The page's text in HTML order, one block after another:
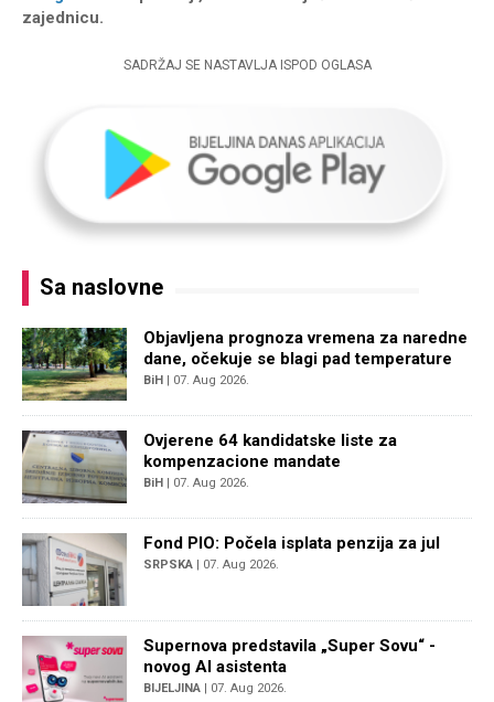
zajednicu.
SADRŽAJ SE NASTAVLJA ISPOD OGLASA
Sa naslovne
Objavljena prognoza vremena za naredne
dane, očekuje se blagi pad temperature
BiH | 07. Aug 2026.
Ovjerene 64 kandidatske liste za
kompenzacione mandate
BiH | 07. Aug 2026.
Fond PIO: Počela isplata penzija za jul
SRPSKA | 07. Aug 2026.
Supernova predstavila „Super Sovu“ -
novog AI asistenta
BIJELJINA | 07. Aug 2026.